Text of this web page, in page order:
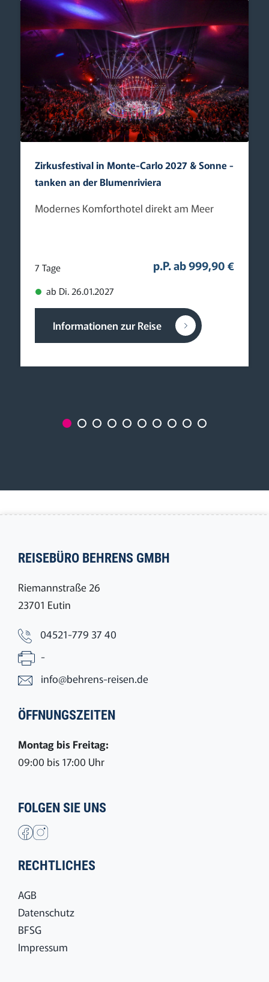
Zirkusfestival in Monte-Carlo 2027 & Sonne ­
tanken an der Blumenriviera
Modernes Komforthotel direkt am Meer
7 Tage
ab Di. 26.01.2027
p.P. ab 999,90 €
Informationen zur Reise
REISEBÜRO BEHRENS GMBH
Riemannstraße 26
23701 Eutin
04521-779 37 40
-
info@behrens-reisen.de
ÖFFNUNGSZEITEN
Montag bis Freitag:
09:00 bis 17:00 Uhr
FOLGEN SIE UNS
RECHTLICHES
AGB
Datenschutz
BFSG
Impressum